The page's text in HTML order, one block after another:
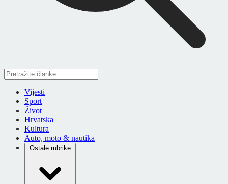
Vijesti
Sport
Život
Hrvatska
Kultura
Auto, moto & nautika
Ostale rubrike